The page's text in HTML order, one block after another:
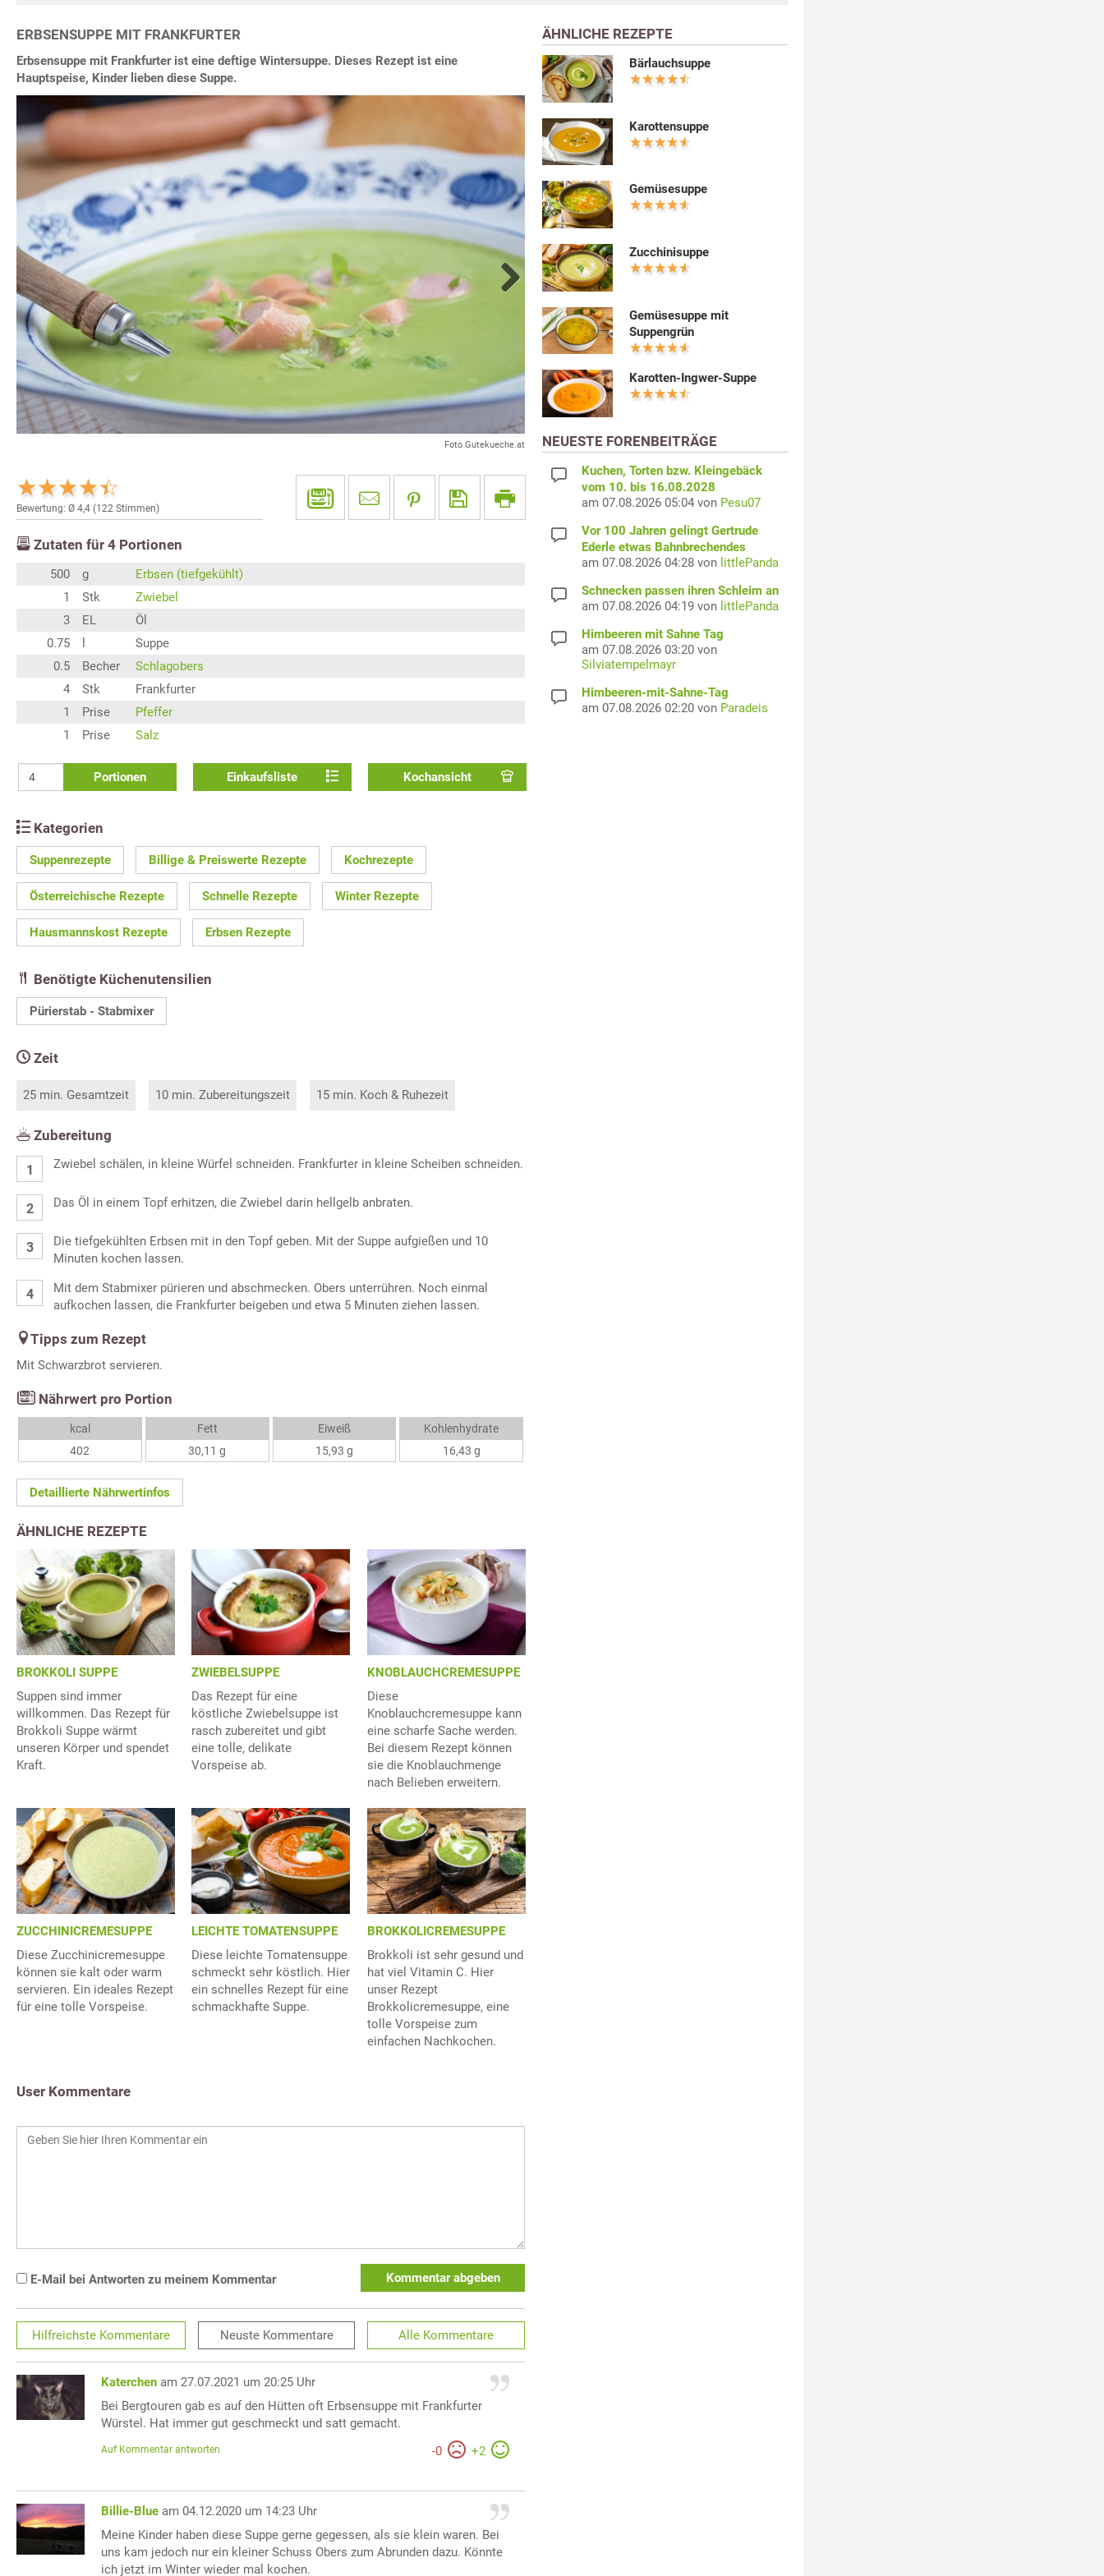
ERBSENSUPPE MIT FRANKFURTER
Erbsensuppe mit Frankfurter ist eine deftige Wintersuppe. Dieses Rezept ist eine
Hauptspeise, Kinder lieben diese Suppe.
Foto Gutekueche.at
Bewertung: Ø 4,4 (122 Stimmen)
Zutaten für 4 Portionen
500 g
Erbsen (tiefgekühlt)
1
Stk
Zwiebel
3
EL
Öl
0.75
Suppe
0.5
Becher
Schlagobers
4
Stk
Frankfurter
1
Prise
Pfeffer
1
Prise Salz
Portionen Einkaufsliste Kochansicht
Kategorien
Suppenrezepte Billige & Preiswerte Rezepte Kochrezepte
Österreichische Rezepte Schnelle Rezepte Winter Rezepte
Hausmannskost Rezepte Erbsen Rezepte
Benötigte Küchenutensilien
Pürierstab - Stabmixer
Zeit
25 min. Gesamtzeit 10 min. Zubereitungszeit 15 min. Koch & Ruhezeit
Zubereitung
Zwiebel schälen, in kleine Würfel schneiden. Frankfurter in kleine Scheiben schneiden.
Das Öl in einem Topf erhitzen, die Zwiebel darin hellgelb anbraten.
Die tiefgekühlten Erbsen mit in den Topf geben. Mit der Suppe aufgießen und 10
Minuten kochen lassen.
Mit dem Stabmixer pürieren und abschmecken. Obers unterrühren. Noch einmal
aufkochen lassen, die Frankfurter beigeben und etwa 5 Minuten ziehen lassen.
Tipps zum Rezept
Mit Schwarzbrot servieren.
Nährwert pro Portion
kcal
402
Fett
30,11 g
Eiweiß
15,93 g
Kohlenhydrate
16,43 g
Detaillierte Nährwertinfos
ÄHNLICHE REZEPTE
BROKKOLI SUPPE
Suppen sind immer
willkommen. Das Rezept für
Brokkoli Suppe wärmt
unseren Körper und spendet
Kraft.
ZWIEBELSUPPE
Das Rezept für eine
köstliche Zwiebelsuppe ist
rasch zubereitet und gibt
eine tolle, delikate
Vorspeise ab.
KNOBLAUCHCREMESUPPE
Diese
Knoblauchcremesuppe kann
eine scharfe Sache werden.
Bei diesem Rezept können
sie die Knoblauchmenge
nach Belieben erweitern.
ZUCCHINICREMESUPPE
Diese Zucchinicremesuppe
können sie kalt oder warm
servieren. Ein ideales Rezept
für eine tolle Vorspeise.
LEICHTE TOMATENSUPPE
Diese leichte Tomatensuppe
schmeckt sehr köstlich. Hier
ein schnelles Rezept für eine
schmackhafte Suppe.
BROKKOLICREMESUPPE
Brokkoli ist sehr gesund und
hat viel Vitamin C. Hier
unser Rezept
Brokkolicremesuppe, eine
tolle Vorspeise zum
einfachen Nachkochen.
User Kommentare
E-Mail bei Antworten zu meinem Kommentar Kommentar abgeben
Hilfreichste Kommentare Neuste Kommentare Alle Kommentare
Katerchen am 27.07.2021 um 20:25 Uhr
Bei Bergtouren gab es auf den Hütten oft Erbsensuppe mit Frankfurter
Würstel. Hat immer gut geschmeckt und satt gemacht.
-0 +2
Auf Kommentar antworten
Billie-Blue am 04.12.2020 um 14:23 Uhr
Meine Kinder haben diese Suppe gerne gegessen, als sie klein waren. Bei
uns kam jedoch nur ein kleiner Schuss Obers zum Abrunden dazu. Könnte
ich jetzt im Winter wieder mal kochen.
ÄHNLICHE REZEPTE
Bärlauchsuppe
Karottensuppe
Gemüsesuppe
Zucchinisuppe
Gemüsesuppe mit
Suppengrün
Karotten-Ingwer-Suppe
NEUESTE FORENBEITRÄGE
Kuchen, Torten bzw. Kleingebäck
vom 10. bis 16.08.2028
am 07.08.2026 05:04 von Pesu07
Vor 100 Jahren gelingt Gertrude
Ederle etwas Bahnbrechendes
am 07.08.2026 04:28 von littlePanda
Schnecken passen ihren Schleim an
am 07.08.2026 04:19 von littlePanda
Himbeeren mit Sahne Tag
am 07.08.2026 03:20 von
Silviatempelmayr
Himbeeren-mit-Sahne-Tag
am 07.08.2026 02:20 von Paradeis